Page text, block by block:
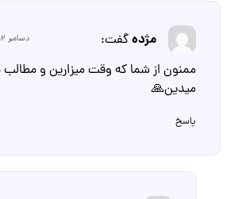
مژدهگفت: دسامبر 12, 2024 در 10:24 ب.ظ
ممنون از شما که وقت میزارین و مطالب
میدین🙏
پاسخ